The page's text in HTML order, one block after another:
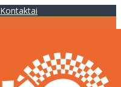
Kontaktai